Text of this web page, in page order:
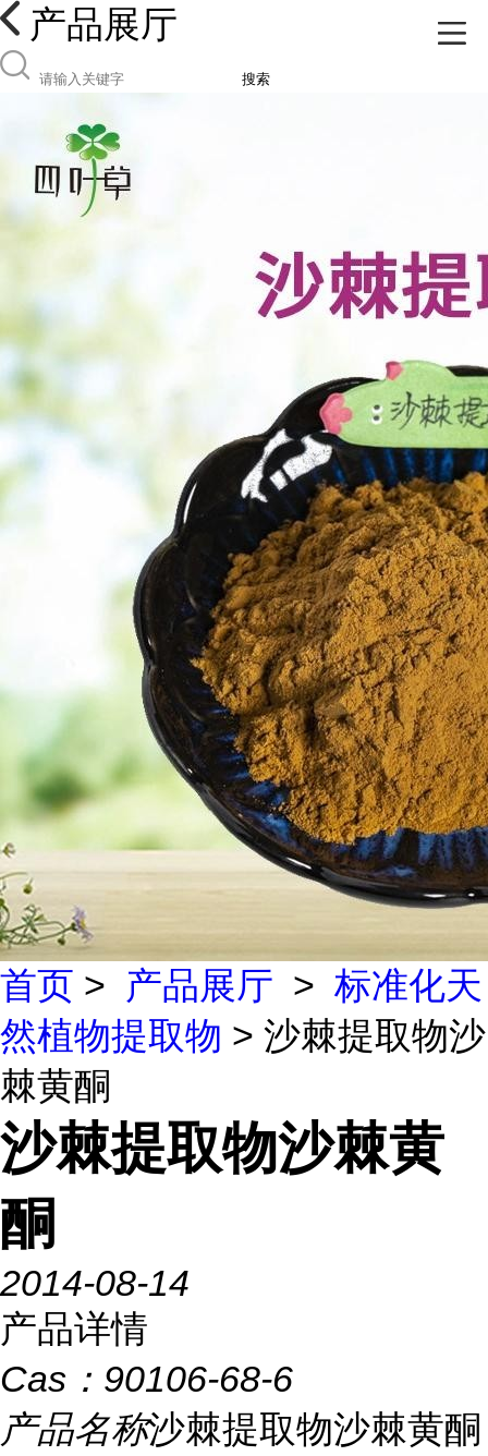
产品展厅
搜索
首页 > 产品展厅 > 标准化天
然植物提取物 > 沙棘提取物沙
棘黄酮
沙棘提取物沙棘黄
酮
2014-08-14
产品详情
Cas： 90106-68-6
产品名称沙棘提取物沙棘黄酮